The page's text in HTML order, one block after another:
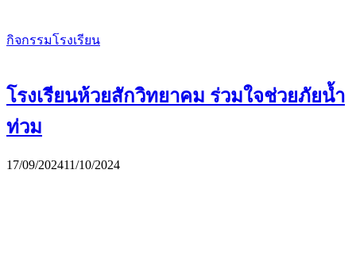
กิจกรรมโรงเรียน
โรงเรียนห้วยสักวิทยาคม ร่วมใจช่วยภัยน้ำ
ท่วม
17/09/202411/10/2024